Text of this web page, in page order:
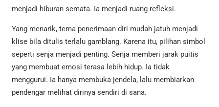
menjadi hiburan semata. Ia menjadi ruang refleksi.
Yang menarik, tema penerimaan diri mudah jatuh menjadi
klise bila ditulis terlalu gamblang. Karena itu, pilihan simbol
seperti senja menjadi penting. Senja memberi jarak puitis
yang membuat emosi terasa lebih hidup. Ia tidak
menggurui. Ia hanya membuka jendela, lalu membiarkan
pendengar melihat dirinya sendiri di sana.